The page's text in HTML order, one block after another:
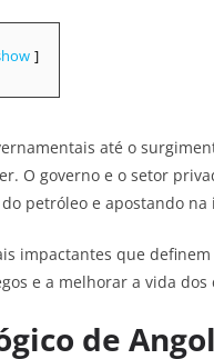
até o
O governo e o setor
petróleo e apostando
impactantes que
e a melhorar a vida dos
de